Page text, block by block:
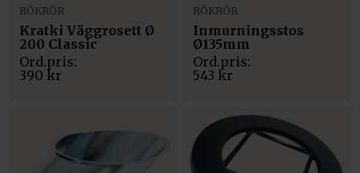
RÖKRÖR
Kratki Väggrosett Ø
200 Classic
390 kr
RÖKRÖR
Inmurningsstos
Ø135mm
543 kr